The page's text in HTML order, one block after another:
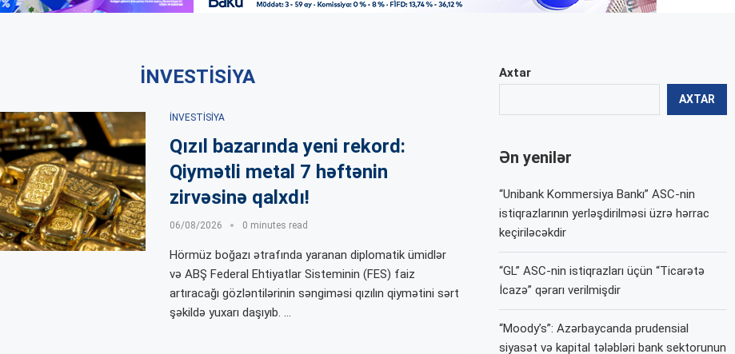
İNVESTISIYA
İNVESTISIYA
Qızıl bazarında yeni rekord:
Qiymətli metal 7 həftənin
zirvəsinə qalxdı!
06/08/2026 0 minutes read
Hörmüz boğazı ətrafında yaranan diplomatik ümidlər
və ABŞ Federal Ehtiyatlar Sisteminin (FES) faiz
artıracağı gözləntilərinin səngiməsi qızılın qiymətini sərt
şəkildə yuxarı daşıyıb. …
Axtar
AXTAR
Ən yenilər
“Unibank Kommersiya Bankı” ASC-nin
istiqrazlarının yerləşdirilməsi üzrə hərrac
keçiriləcəkdir
“GL” ASC-nin istiqrazları üçün “Ticarətə
İcazə” qərarı verilmişdir
“Moody’s”: Azərbaycanda prudensial
siyasət və kapital tələbləri bank sektorunun